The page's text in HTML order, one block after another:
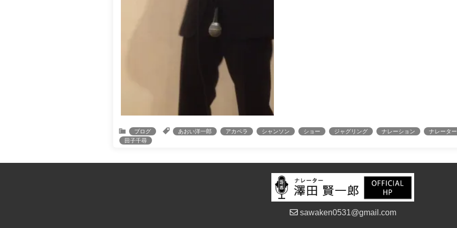
ブログ あおい洋一郎 アカペラ シャンソン ショー ジャグリング ナレーション ナレーター
田子千尋
sawaken0531@gmail.com